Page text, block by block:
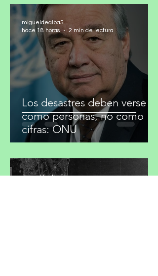
basura cero, gestión de
residuos y acción climática
como personas, no como
cifras: ONU
migueldealba5
hace 18 horas
2 min de lectura